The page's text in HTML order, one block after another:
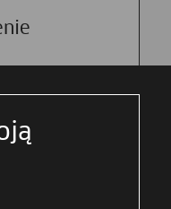
do
wniosek
przeniesienia